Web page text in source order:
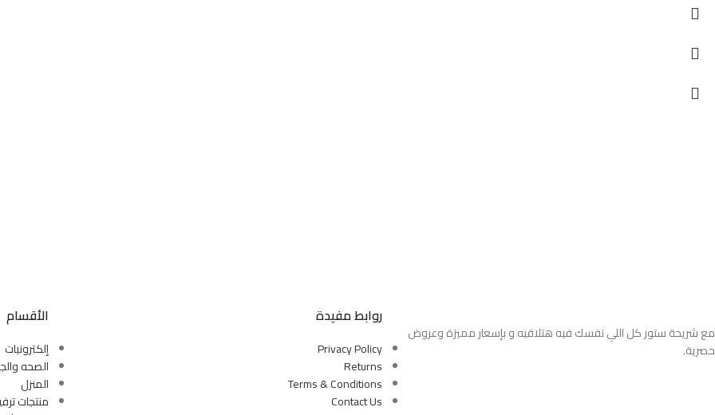
مع شريحة ستور كل اللي نفسك فيه هتلاقيه و بإسعار مميزة وعروض
حصرية.
روابط مفيدة
Privacy Policy
Returns
Terms & Conditions
Contact Us
الأقسام
إلكترونيات
الصحه
المنزل
منتجات